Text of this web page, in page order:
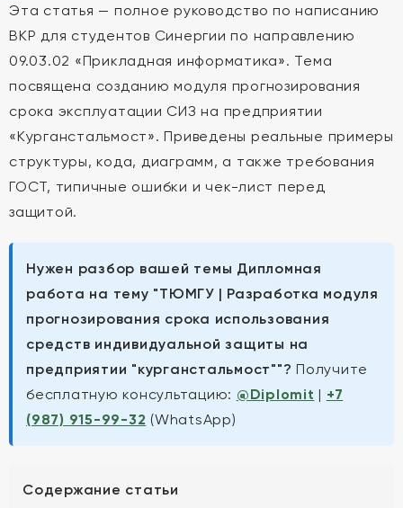
Эта статья — полное руководство по написанию
ВКР для студентов Синергии по направлению
09.03.02 «Прикладная информатика». Тема
посвящена созданию модуля прогнозирования
срока эксплуатации СИЗ на предприятии
«Курганстальмост». Приведены реальные примеры
структуры, кода, диаграмм, а также требования
ГОСТ, типичные ошибки и чек-лист перед
защитой.
Нужен разбор вашей темы Дипломная
работа на тему "ТЮМГУ | Разработка модуля
прогнозирования срока использования
средств индивидуальной защиты на
предприятии "курганстальмост""? Получите
бесплатную консультацию: @Diplomit | +7
(987) 915-99-32 (WhatsApp)
Содержание статьи